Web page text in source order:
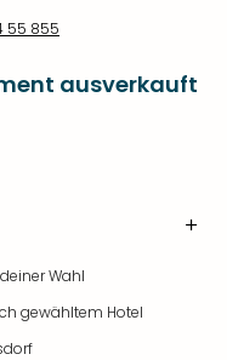
55 855
ausverkauft
Wahl
gewähltem Hotel